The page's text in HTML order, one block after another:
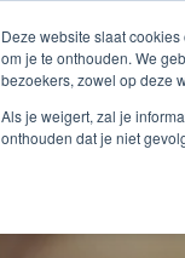
Deze website slaat
om je te onthouden. We
bezoekers, zowel op deze
Als je weigert, zal je
onthouden dat je niet